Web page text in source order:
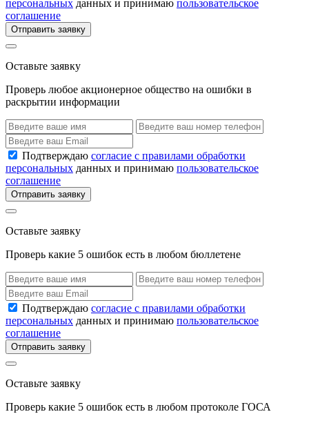
персональных данных и принимаю пользовательское
соглашение
Отправить заявку
Оставьте заявку
Проверь любое акционерное общество на ошибки в
раскрытии информации
Подтверждаю согласие с правилами обработки
персональных данных и принимаю пользовательское
соглашение
Отправить заявку
Оставьте заявку
Проверь какие 5 ошибок есть в любом бюллетене
Подтверждаю согласие с правилами обработки
персональных данных и принимаю пользовательское
соглашение
Отправить заявку
Оставьте заявку
Проверь какие 5 ошибок есть в любом протоколе ГОСА